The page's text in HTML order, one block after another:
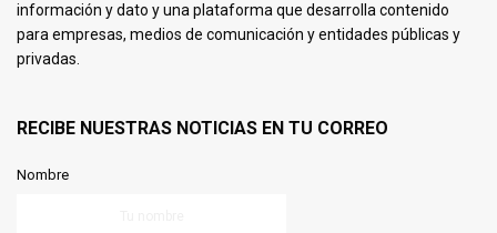
información y dato y una plataforma que desarrolla contenido
para empresas, medios de comunicación y entidades públicas y
privadas.
RECIBE NUESTRAS NOTICIAS EN TU CORREO
Nombre